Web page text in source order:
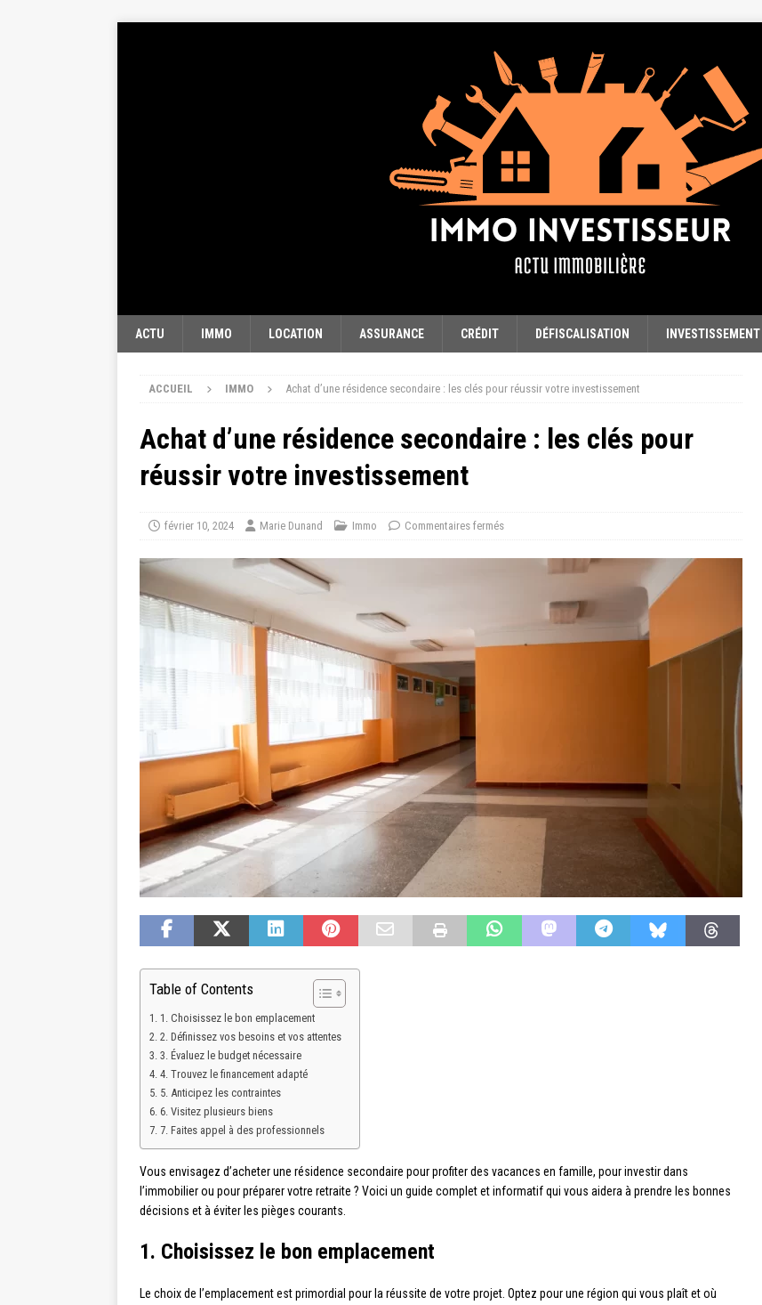
ACTU IMMO LOCATION ASSURANCE CRÉDIT DÉFISCALISATION INVESTISSEMENT
ACCUEIL IMMO Achat d’une résidence secondaire : les clés pour réussir votre investissement
Achat d’une résidence secondaire : les clés pour
réussir votre investissement
février 10, 2024 Marie Dunand Immo Commentaires fermés
Table of Contents
1. Choisissez le bon emplacement
2. Définissez vos besoins et vos attentes
3. Évaluez le budget nécessaire
4. Trouvez le financement adapté
5. Anticipez les contraintes
6. Visitez plusieurs biens
7. Faites appel à des professionnels
Vous envisagez d’acheter une résidence secondaire pour profiter des vacances en famille, pour investir dans
l’immobilier ou pour préparer votre retraite ? Voici un guide complet et informatif qui vous aidera à prendre les bonnes
décisions et à éviter les pièges courants.
1. Choisissez le bon emplacement
Le choix de l’emplacement est primordial pour la réussite de votre projet. Optez pour une région qui vous plaît et où